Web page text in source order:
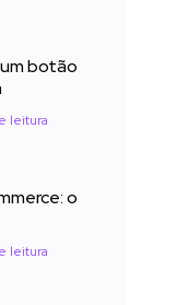
botão
leitura
o
leitura